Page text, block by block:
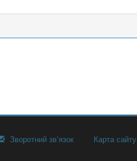
Зворотний зв’язок Карта сайту